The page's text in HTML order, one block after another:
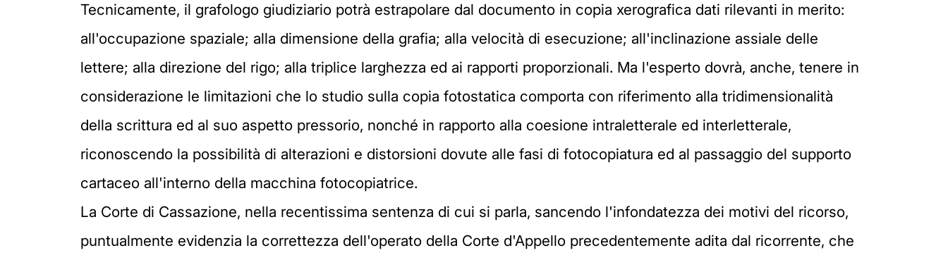
Tecnicamente, il grafologo giudiziario potrà estrapolare dal documento in copia xerografica dati rilevanti in merito:
all'occupazione spaziale; alla dimensione della grafia; alla velocità di esecuzione; all'inclinazione assiale delle
lettere; alla direzione del rigo; alla triplice larghezza ed ai rapporti proporzionali. Ma l'esperto dovrà, anche, tenere in
considerazione le limitazioni che lo studio sulla copia fotostatica comporta con riferimento alla tridimensionalità
della scrittura ed al suo aspetto pressorio, nonché in rapporto alla coesione intraletterale ed interletterale,
riconoscendo la possibilità di alterazioni e distorsioni dovute alle fasi di fotocopiatura ed al passaggio del supporto
cartaceo all'interno della macchina fotocopiatrice.
La Corte di Cassazione, nella recentissima sentenza di cui si parla, sancendo l'infondatezza dei motivi del ricorso,
puntualmente evidenzia la correttezza dell'operato della Corte d'Appello precedentemente adita dal ricorrente, che